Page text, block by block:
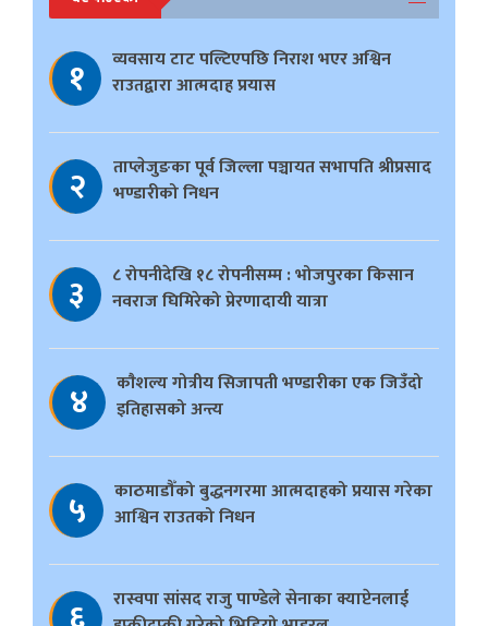
१
व्यवसाय टाट पल्टिएपछि निराश भएर अश्विन
राउतद्वारा आत्मदाह प्रयास
२
ताप्लेजुङका पूर्व जिल्ला पञ्चायत सभापति श्रीप्रसाद
भण्डारीको निधन
३
८ रोपनीदेखि १८ रोपनीसम्म : भोजपुरका किसान
नवराज घिमिरेको प्रेरणादायी यात्रा
४
काैशल्य गोत्रीय सिजापती भण्डारीका एक जिउँदो
इतिहासको अन्त्य
५
काठमाडौँको बुद्धनगरमा आत्मदाहको प्रयास गरेका
आश्विन राउतको निधन
रास्वपा सांसद राजु पाण्डेले सेनाका क्याप्टेनलाई